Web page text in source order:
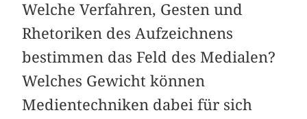
Welche Verfahren, Gesten und
Rhetoriken des Aufzeichnens
bestimmen das Feld des Medialen?
Welches Gewicht können
Medientechniken dabei für sich